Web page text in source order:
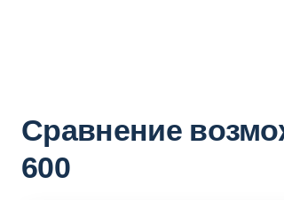
Сравнение
600